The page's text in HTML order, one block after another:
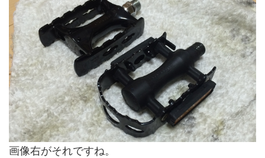
画像右がそれですね。